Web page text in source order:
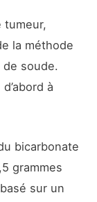
tumeur,
la méthode
soude.
à
bicarbonate
grammes
sur un